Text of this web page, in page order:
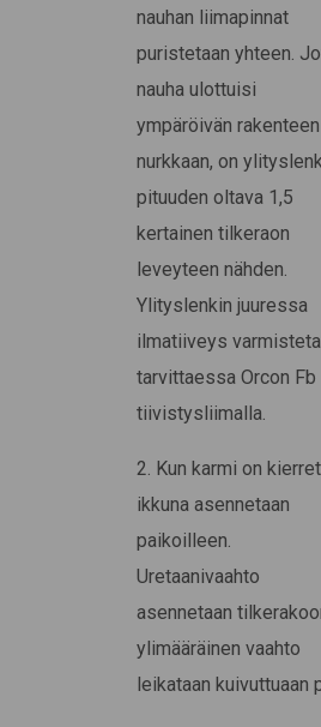
nauhan liimapinnat
puristetaan yhteen.
nauha ulottuisi
ympäröivän rakenteen
nurkkaan, on
pituuden oltava 1,5
kertainen tilkeraon
leveyteen nähden.
Ylityslenkin juuressa
ilmatiiveys
tarvittaessa Orcon Fb
tiivistysliimalla.
2. Kun karmi on
ikkuna asennetaan
paikoilleen.
Uretaanivaahto
asennetaan
ylimääräinen vaahto
leikataan kuivuttuaan